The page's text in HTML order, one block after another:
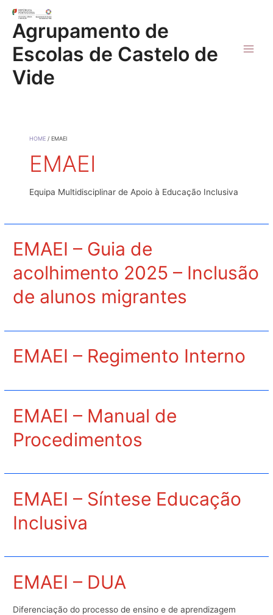
content
Agrupamento de
Escolas de Castelo de
Vide
HOME EMAEI
EMAEI
Equipa Multidisciplinar de Apoio à Educação Inclusiva
EMAEI – Guia de
acolhimento 2025 – Inclusão
de alunos migrantes
EMAEI – Regimento Interno
EMAEI – Manual de
Procedimentos
EMAEI – Síntese Educação
Inclusiva
EMAEI – DUA
Diferenciação do processo de ensino e de aprendizagem